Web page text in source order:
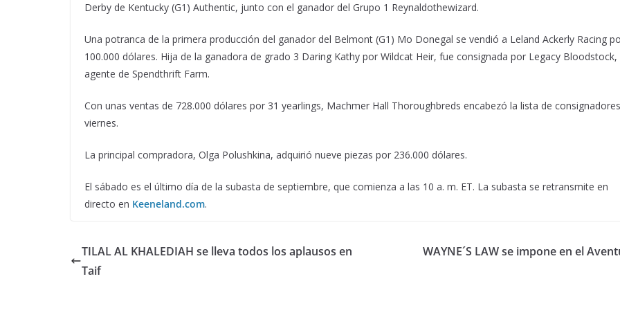
Derby de Kentucky (G1) Authentic, junto con el ganador del Grupo 1 Reynaldothewizard.
Una potranca de la primera producción del ganador del Belmont (G1) Mo Donegal se vendió a Leland Ackerly Racing
100.000 dólares. Hija de la ganadora de grado 3 Daring Kathy por Wildcat Heir, fue consignada por Legacy Bloodstock,
agente de Spendthrift Farm.
Con unas ventas de 728.000 dólares por 31 yearlings, Machmer Hall Thoroughbreds encabezó la lista de
viernes.
La principal compradora, Olga Polushkina, adquirió nueve piezas por 236.000 dólares.
El sábado es el último día de la subasta de septiembre, que comienza a las 10 a. m. ET. La subasta se retransmite en
directo en Keeneland.com.
TILAL AL KHALEDIAH se lleva todos los aplausos en
Taif
WAYNE´S LAW se impone en el